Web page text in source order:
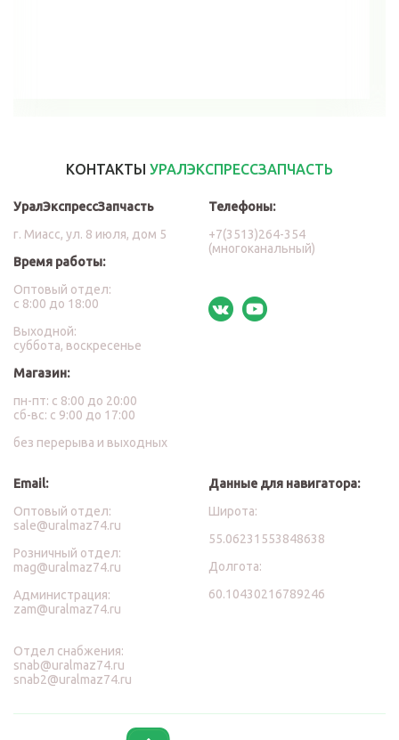
КОНТАКТЫ УРАЛЭКСПРЕССЗАПЧАСТЬ
УралЭкспрессЗапчасть
г. Миасс, ул. 8 июля, дом 5
Время работы:
Оптовый отдел:
с 8:00 до 18:00
Выходной:
суббота, воскресенье
Магазин:
пн-пт: с 8:00 до 20:00
сб-вс: с 9:00 до 17:00
без перерыва и выходных
Телефоны:
+7(3513)264-354
(многоканальный)
Email:
Оптовый отдел:
sale@uralmaz74.ru
Розничный отдел:
mag@uralmaz74.ru
Администрация:
zam@uralmaz74.ru
Отдел снабжения:
snab@uralmaz74.ru
snab2@uralmaz74.ru
Данные для навигатора:
Широта:
55.06231553848638
Долгота:
60.10430216789246